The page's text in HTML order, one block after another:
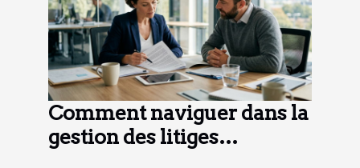
Comment naviguer dans la
gestion des litiges